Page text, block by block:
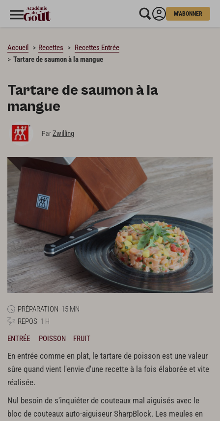
M'ABONNER
Accueil Recettes
Recettes Entrée
Tartare de saumon à la mangue
Tartare de saumon à la
mangue
ParZwilling
PRÉPARATION 15 MN
REPOS 1 H
ENTRÉE
POISSON FRUIT
En entrée comme en plat, le tartare de poisson est une valeur
sûre quand vient l'envie d'une recette à la fois élaborée et vite
réalisée.
Nul besoin de s'inquiéter de couteaux mal aiguisés avec le
bloc de couteaux auto-aiguiseur SharpBlock. Les meules en
CHARGEMENT…